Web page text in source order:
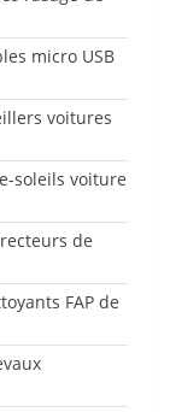
micro USB
voitures
soleils voiture
de
FAP de